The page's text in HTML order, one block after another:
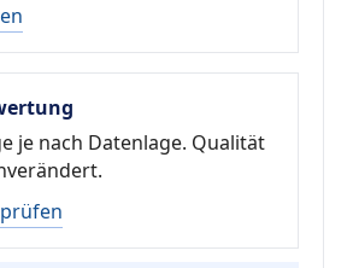
je nach Datenlage. Qualität